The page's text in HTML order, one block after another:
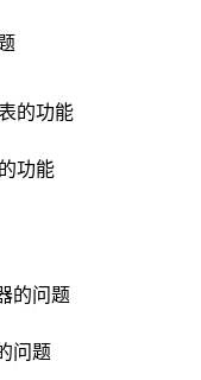
的功能
功能
的问题
问题